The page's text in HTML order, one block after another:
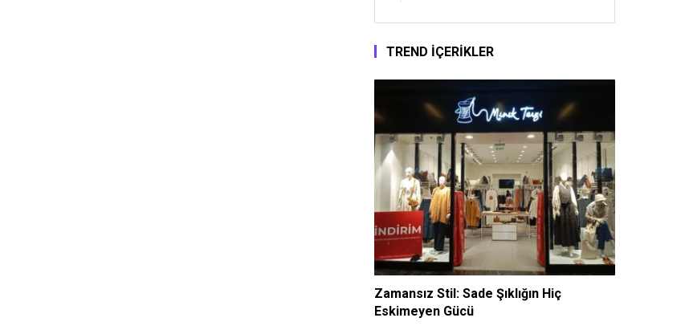
TREND İÇERİKLER
Zamansız Stil: Sade Şıklığın Hiç
Eskimeyen Gücü